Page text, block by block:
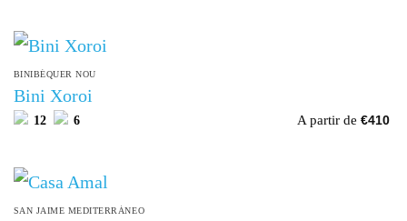
BINIBÉQUER NOU
Bini Xoroi
12 6 A partir de €410
SAN JAIME MEDITERRÁNEO